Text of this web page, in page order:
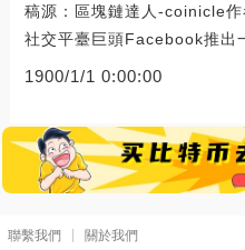
稿源：區塊鏈達人-coinicle
社交平臺巨頭Facebook推出
1900/1/1 0:00:00
聯繫我們 關於我們